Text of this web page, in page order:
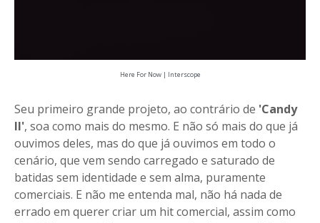
Here For Now | Interscope
Seu primeiro grande projeto, ao contrário de 'Candy
II', soa como mais do mesmo. E não só mais do que já
ouvimos deles, mas do que já ouvimos em todo o
cenário, que vem sendo carregado e saturado de
batidas sem identidade e sem alma, puramente
comerciais. E não me entenda mal, não há nada de
errado em querer criar um hit comercial, assim como